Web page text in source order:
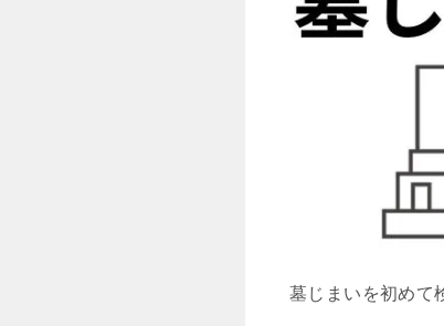
墓じまいを初めて